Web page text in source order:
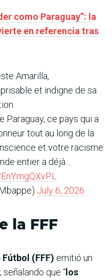
como Paraguay”: la
en referencia tras
Amarilla,
et indigne de sa
Paraguay, ce pays qui a
tout au long de la
et votre racisme
entier a déjà…
July 6, 2026
la FFF
(FFF) emitió un
que “ los